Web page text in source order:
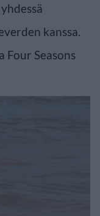
kanssa.
Four Seasons